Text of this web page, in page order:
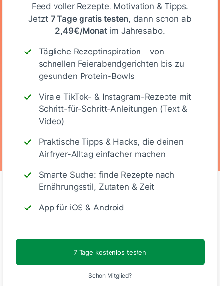
Feed voller Rezepte, Motivation & Tipps.
Jetzt 7 Tage gratis testen, dann schon ab
2,49€/Monat im Jahresabo.
Tägliche Rezeptinspiration – von
schnellen Feierabendgerichten bis zu
gesunden Protein-Bowls
Virale TikTok- & Instagram-Rezepte mit
Schritt-für-Schritt-Anleitungen (Text &
Video)
Praktische Tipps & Hacks, die deinen
Airfryer-Alltag einfacher machen
Smarte Suche: finde Rezepte nach
Ernährungsstil, Zutaten & Zeit
App für iOS & Android
7 Tage kostenlos testen
Schon Mitglied?
(Portion)
Eiweiß
Vegetarisch
Kommentare(6)